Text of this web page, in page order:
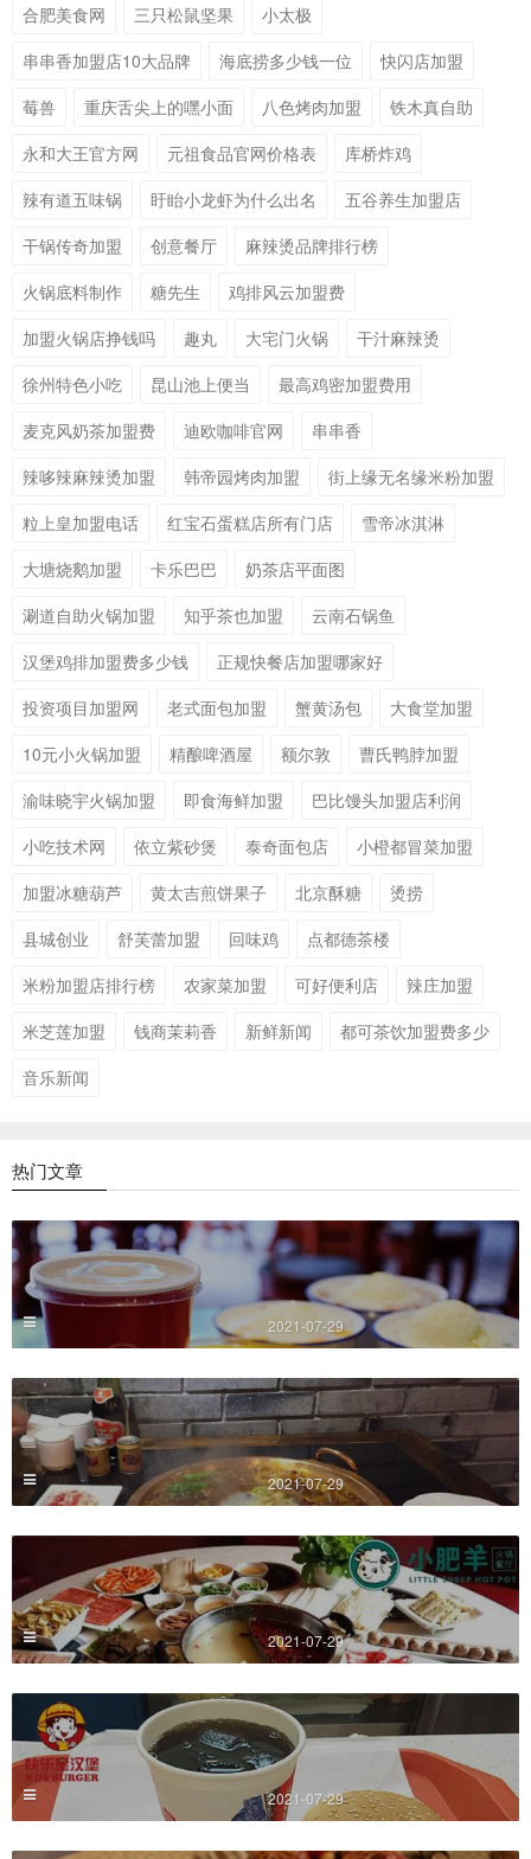
合肥美食网
三只松鼠坚果
小太极
串串香加盟店10大品牌
海底捞多少钱一位
快闪店加盟
莓兽
重庆舌尖上的嘿小面 八色烤肉加盟
铁木真自助
永和大王官方网
元祖食品官网价格表
库桥炸鸡
辣有道五味锅
盱眙小龙虾为什么出名
五谷养生加盟店
干锅传奇加盟
创意餐厅
麻辣烫品牌排行榜
火锅底料制作
糖先生
鸡排风云加盟费
加盟火锅店挣钱吗
趣丸 大宅门火锅
干汁麻辣烫
徐州特色小吃
昆山池上便当
最高鸡密加盟费用
麦克风奶茶加盟费
迪欧咖啡官网
串串香
辣哆辣麻辣烫加盟
韩帝园烤肉加盟
街上缘无名缘米粉加盟
粒上皇加盟电话
红宝石蛋糕店所有门店
雪帝冰淇淋
大塘烧鹅加盟
卡乐巴巴
奶茶店平面图
涮道自助火锅加盟
知乎茶也加盟
云南石锅鱼
汉堡鸡排加盟费多少钱
正规快餐店加盟哪家好
投资项目加盟网
老式面包加盟 蟹黄汤包
大食堂加盟
10元小火锅加盟
精酿啤酒屋 额尔敦
曹氏鸭脖加盟
渝味晓宇火锅加盟
即食海鲜加盟
巴比馒头加盟店利润
小吃技术网
依立紫砂煲 泰奇面包店
小橙都冒菜加盟
加盟冰糖葫芦
黄太吉煎饼果子 北京酥糖
烫捞
县城创业
舒芙蕾加盟 回味鸡
点都德茶楼
米粉加盟店排行榜
农家菜加盟 可好便利店
辣庄加盟
米芝莲加盟
钱商茉莉香 新鲜新闻
都可茶饮加盟费多少
音乐新闻
热门文章
2021-07-29
2021-07-29
2021-07-29
2021-07-29